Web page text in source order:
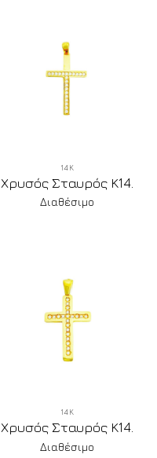
14Κ
Χρυσός Σταυρός Κ14.
Διαθέσιμο
14Κ
Χρυσός Σταυρός Κ14.
Διαθέσιμο